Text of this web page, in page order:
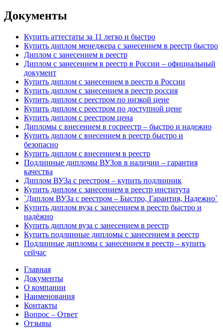
Документы
Купить аттестаты за 11 легко и быстро
Купить диплом менеджера с занесением в реестр быстро
Диплом с занесением в реестр
Диплом с занесением в реестр в России – официальный
документ
Купить диплом с занесением в реестр в России
Купить диплом с занесением в реестр россия
Купить диплом с реестром по низкой цене
Купить диплом с реестром по доступной цене
Купить диплом с реестром цена
Дипломы с внесением в госреестр – быстро и надежно
Купить диплом с внесением в реестр быстро и
безопасно
Купить диплом с внесением в реестр
Подлинные дипломы ВУЗов в наличии – гарантия
качества
Диплом ВУЗа с реестром – купить подлинник
Купить диплом с занесением в реестр института
`Диплом ВУЗа с реестром – Быстро, Гарантия, Надежно`
Купить диплом вуза с занесением в реестр быстро и
надёжно
Купить диплом вуза с занесением в реестр
Купить подлинные дипломы с занесением в реестр
Подлинные дипломы с занесением в реестр – купить
сейчас
Главная
Документы
О компании
Наименования
Контакты
Вопрос – Ответ
Отзывы